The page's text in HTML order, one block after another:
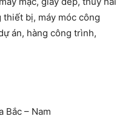
bị, máy móc công
án, hàng công trình,
Bắc – Nam